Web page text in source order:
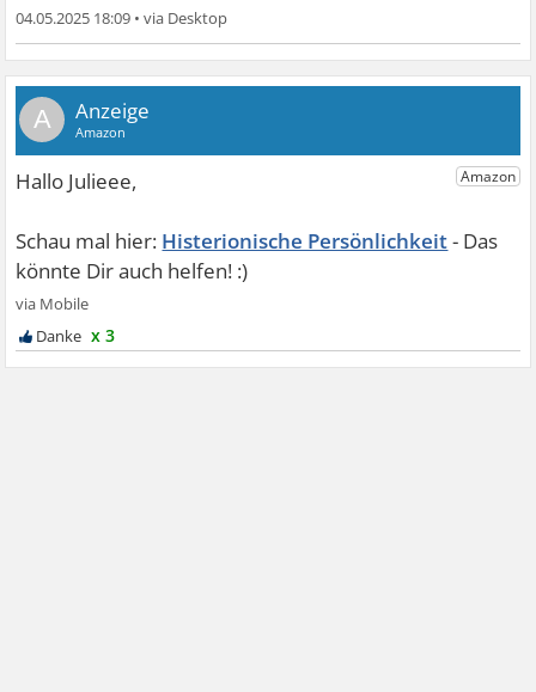
04.05.2025 18:09 •
A
Histerionische Persönlichkeit
x 3